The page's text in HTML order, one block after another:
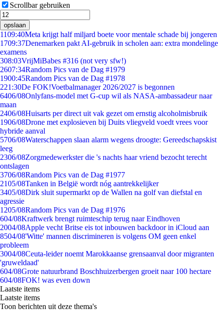
Scrollbar gebruiken
opslaan
1109:40Meta krijgt half miljard boete voor mentale schade bij jongeren
1709:37Denemarken pakt AI-gebruik in scholen aan: extra mondelinge
examens
308:03VrijMiBabes #316 (not very sfw!)
2607:34Random Pics van de Dag #1979
1900:45Random Pics van de Dag #1978
221:30De FOK!Voetbalmanager 2026/2027 is begonnen
6406/08Onlyfans-model met G-cup wil als NASA-ambassadeur naar
maan
2406/08Huisarts per direct uit vak gezet om ernstig alcoholmisbruik
1906/08Drone met explosieven bij Duits vliegveld voedt vrees voor
hybride aanval
5706/08Waterschappen slaan alarm wegens droogte: Gereedschapskist
leeg
2306/08Zorgmedewerkster die 's nachts haar vriend bezocht terecht
ontslagen
3706/08Random Pics van de Dag #1977
2105/08Tanken in België wordt nóg aantrekkelijker
3405/08Dirk sluit supermarkt op de Wallen na golf van diefstal en
agressie
1205/08Random Pics van de Dag #1976
604/08Kraftwerk brengt ruimteschip terug naar Eindhoven
2004/08Apple vecht Britse eis tot inbouwen backdoor in iCloud aan
8504/08'Witte' mannen discrimineren is volgens OM geen enkel
probleem
3004/08Ceuta-leider noemt Marokkaanse grensaanval door migranten
'gruweldaad'
604/08Grote natuurbrand Boschhuizerbergen groeit naar 100 hectare
604/08FOK! was even down
Laatste items
Laatste items
Toon berichten uit deze thema's